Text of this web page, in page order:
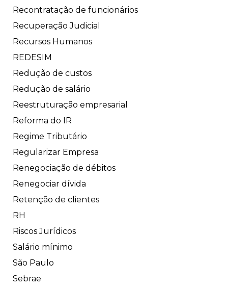
Recontratação de funcionários
Recuperação Judicial
Recursos Humanos
REDESIM
Redução de custos
Redução de salário
Reestruturação empresarial
Reforma do IR
Regime Tributário
Regularizar Empresa
Renegociação de débitos
Renegociar dívida
Retenção de clientes
RH
Riscos Jurídicos
Salário mínimo
São Paulo
Sebrae